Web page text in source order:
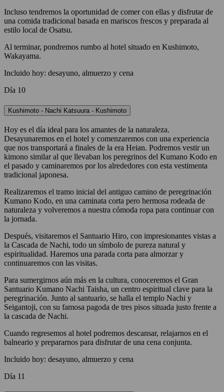
Incluso tendremos la oportunidad de comer con ellas y disfrutar de
una comida tradicional basada en mariscos frescos y preparada al
estilo local de Osatsu.
Al terminar, pondremos rumbo al hotel situado en Kushimoto,
Wakayama.
Incluido hoy: desayuno, almuerzo y cena
Día 10
Kushimoto - Nachi Katsuura - Kushimoto
Hoy es el día ideal para los amantes de la naturaleza.
Desayunaremos en el hotel y comenzaremos con una experiencia
que nos transportará a finales de la era Heian. Podremos vestir un
kimono similar al que llevaban los peregrinos del Kumano Kodo en
el pasado y caminaremos por los alrededores con esta vestimenta
tradicional japonesa.
Realizaremos el tramo inicial del antiguo camino de peregrinación
Kumano Kodo, en una caminata corta pero hermosa rodeada de
naturaleza y volveremos a nuestra cómoda ropa para continuar con
la jornada.
Después, visitaremos el Santuario Hiro, con impresionantes vistas a
la Cascada de Nachi, todo un símbolo de pureza natural y
espiritualidad. Haremos una parada corta para almorzar y
continuaremos con las visitas.
Para sumergirnos aún más en la cultura, conoceremos el Gran
Santuario Kumano Nachi Taisha, un centro espiritual clave para la
peregrinación. Junto al santuario, se halla el templo Nachi y
Seigantoji, con su famosa pagoda de tres pisos situada justo frente a
la cascada de Nachi.
Cuando regresemos al hotel podremos descansar, relajarnos en el
balneario y prepararnos para disfrutar de una cena conjunta.
Incluido hoy: desayuno, almuerzo y cena
Día 11